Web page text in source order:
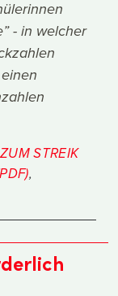
- in welcher
STREIK
,